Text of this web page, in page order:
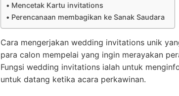
Mencetak Kartu invitations
Perencanaan membagikan ke Sanak Saudara
Cara mengerjakan wedding invitations unik
para calon mempelai yang ingin merayakan
Fungsi wedding invitations ialah untuk
untuk datang ketika acara perkawinan.